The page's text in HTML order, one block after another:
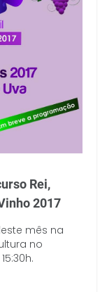
Rei,
2017
mês na
no